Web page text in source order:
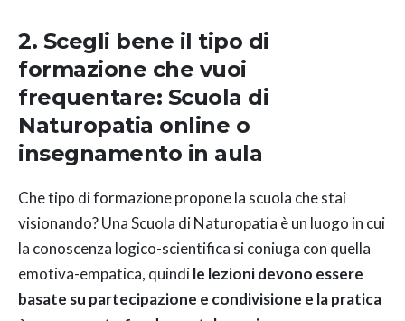
2. Scegli bene il tipo di
formazione che vuoi
frequentare: Scuola di
Naturopatia online o
insegnamento in aula
Che tipo di formazione propone la scuola che stai
visionando? Una Scuola di Naturopatia è un luogo in cui
la conoscenza logico-scientifica si coniuga con quella
emotiva-empatica, quindile lezioni devono essere
basate su partecipazione e condivisione e la pratica